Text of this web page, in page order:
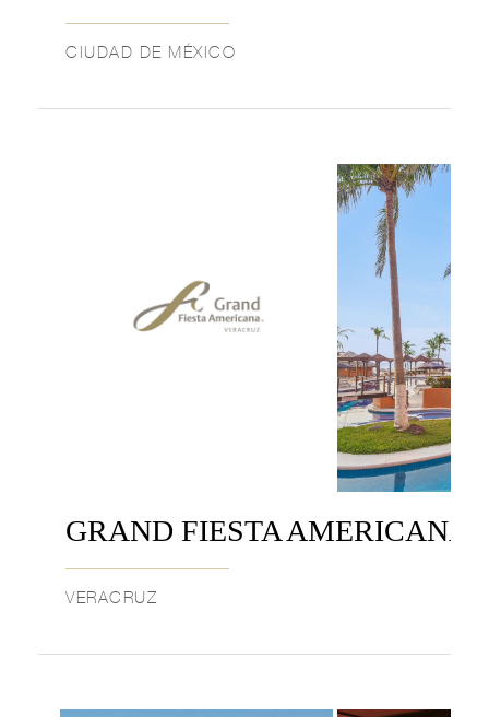
CIUDAD DE MÉXICO
GRAND FIESTA AMERICANA
VERACRUZ